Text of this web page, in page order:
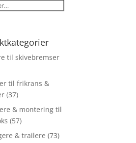
til skivebremser
til frikrans &
(37)
& montering til
(57)
& trailere (73)